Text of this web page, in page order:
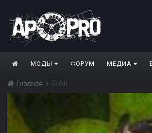
МОДЫ ФОРУМ МЕДИА
Главная Soldi